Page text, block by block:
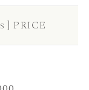
] PRICE